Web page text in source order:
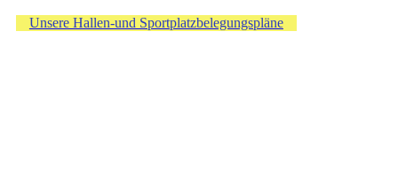
Unsere Hallen-und Sportplatzbelegungspläne